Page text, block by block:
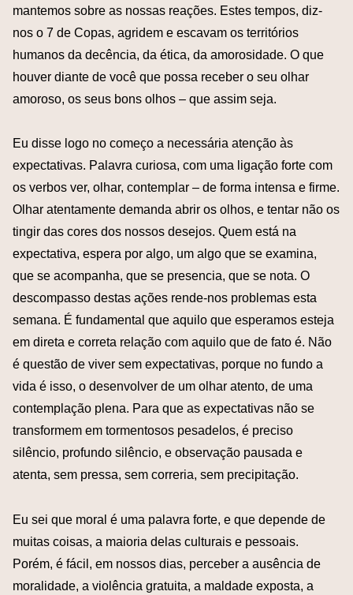
mantemos sobre as nossas reações. Estes tempos, diz-
nos o 7 de Copas, agridem e escavam os territórios
humanos da decência, da ética, da amorosidade. O que
houver diante de você que possa receber o seu olhar
amoroso, os seus bons olhos – que assim seja.
Eu disse logo no começo a necessária atenção às
expectativas. Palavra curiosa, com uma ligação forte com
os verbos ver, olhar, contemplar – de forma intensa e firme.
Olhar atentamente demanda abrir os olhos, e tentar não os
tingir das cores dos nossos desejos. Quem está na
expectativa, espera por algo, um algo que se examina,
que se acompanha, que se presencia, que se nota. O
descompasso destas ações rende-nos problemas esta
semana. É fundamental que aquilo que esperamos esteja
em direta e correta relação com aquilo que de fato é. Não
é questão de viver sem expectativas, porque no fundo a
vida é isso, o desenvolver de um olhar atento, de uma
contemplação plena. Para que as expectativas não se
transformem em tormentosos pesadelos, é preciso
silêncio, profundo silêncio, e observação pausada e
atenta, sem pressa, sem correria, sem precipitação.
Eu sei que moral é uma palavra forte, e que depende de
muitas coisas, a maioria delas culturais e pessoais.
Porém, é fácil, em nossos dias, perceber a ausência de
moralidade, a violência gratuita, a maldade exposta, a